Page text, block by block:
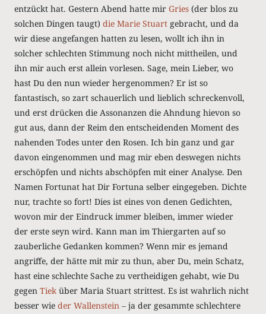
entzückt hat. Gestern Abend hatte mir Gries (der blos zu
solchen Dingen taugt) die Marie Stuart gebracht, und da
wir diese angefangen hatten zu lesen, wollt ich ihn in
solcher schlechten Stimmung noch nicht mittheilen, und
ihn mir auch erst allein vorlesen. Sage, mein Lieber, wo
hast Du den nun wieder hergenommen? Er ist so
fantastisch, so zart schauerlich und lieblich schreckenvoll,
und erst drücken die Assonanzen die Ahndung hievon so
gut aus, dann der Reim den entscheidenden Moment des
nahenden Todes unter den Rosen. Ich bin ganz und gar
davon eingenommen und mag mir eben deswegen nichts
erschöpfen und nichts abschöpfen mit einer Analyse. Den
Namen Fortunat hat Dir Fortuna selber eingegeben. Dichte
nur, trachte so fort! Dies ist eines von denen Gedichten,
wovon mir der Eindruck immer bleiben, immer wieder
der erste seyn wird. Kann man im Thiergarten auf so
zauberliche Gedanken kommen? Wenn mir es jemand
angriffe, der hätte mit mir zu thun, aber Du, mein Schatz,
hast eine schlechte Sache zu vertheidigen gehabt, wie Du
gegen Tiek über Maria Stuart strittest. Es ist wahrlich nicht
besser wie der Wallenstein ‒ ja der gesammte schlechtere